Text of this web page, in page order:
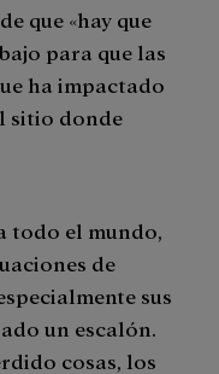
que «hay que
para que las
ha impactado
sitio donde
todo el mundo,
de
sus
un escalón.
cosas, los